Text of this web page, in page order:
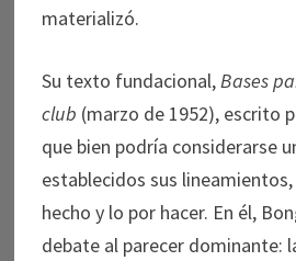
materializó.
Su texto fundacional,Bases
club (marzo de 1952), escrito
que bien podría considerarse
establecidos sus
hecho y lo por hacer. En él,
debate al parecer dominante: